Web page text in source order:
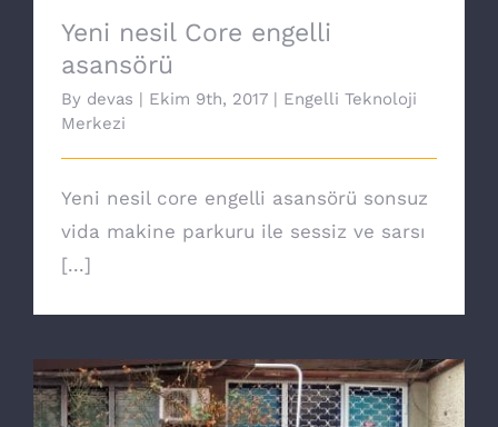
Yeni nesil Core engelli
asansörü
By devas | Ekim 9th, 2017 | Engelli Teknoloji
Merkezi
Yeni nesil core engelli asansörü sonsuz
vida makine parkuru ile sessiz ve sarsı
[...]